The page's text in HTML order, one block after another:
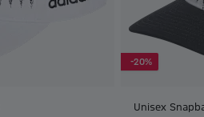
-20%
Unisex